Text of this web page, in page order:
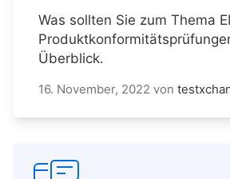
Was sollten Sie zum Thema
Überblick.
16. November, 2022 von